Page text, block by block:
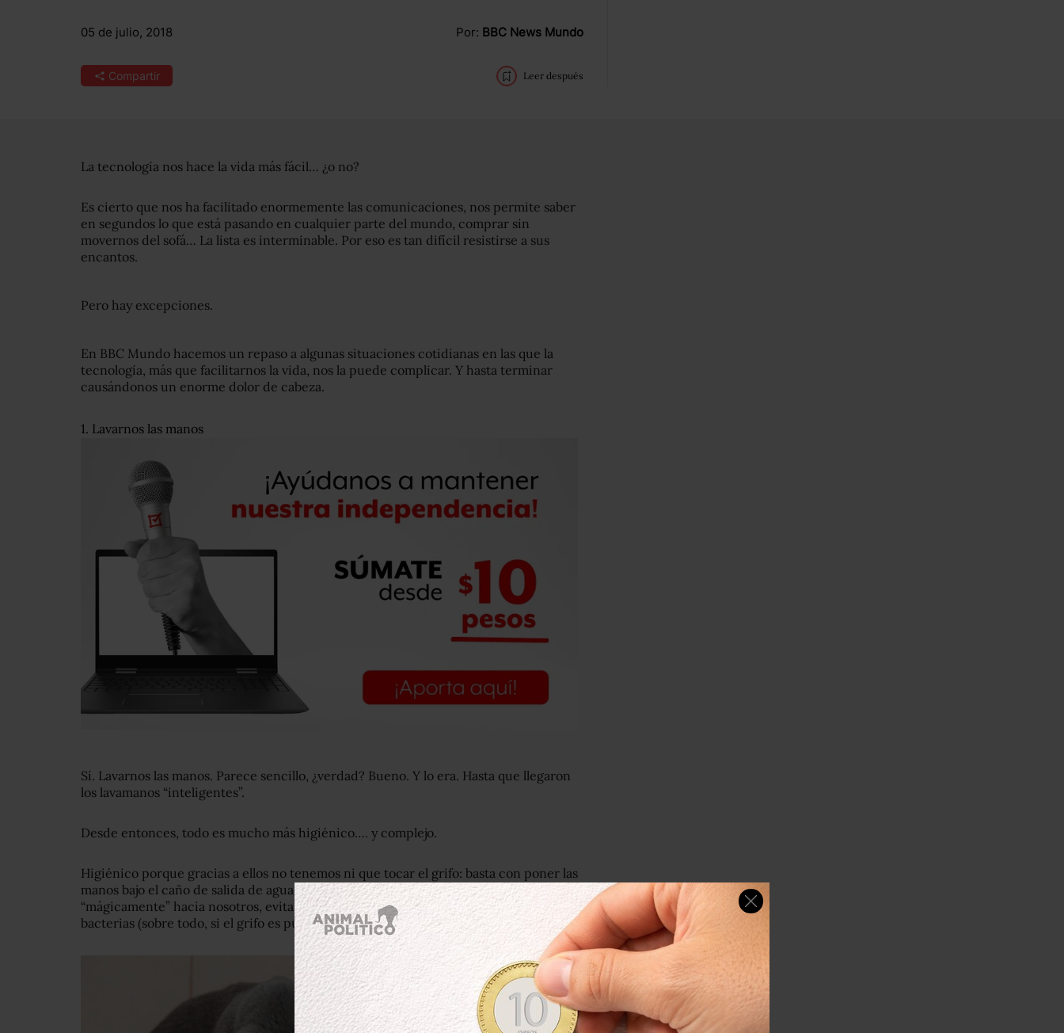
05 de julio, 2018 Por: BBC News Mundo
Compartir Leer después
La tecnología nos hace la vida más fácil… ¿o no?
Es cierto que nos ha facilitado enormemente las comunicaciones, nos permite saber
en segundos lo que está pasando en cualquier parte del mundo, comprar sin
movernos del sofá… La lista es interminable. Por eso es tan difícil resistirse a sus
encantos.
Pero hay excepciones.
En BBC Mundo hacemos un repaso a algunas situaciones cotidianas en las que la
tecnología, más que facilitarnos la vida, nos la puede complicar. Y hasta terminar
causándonos un enorme dolor de cabeza.
1. Lavarnos las manos
Sí. Lavarnos las manos. Parece sencillo, ¿verdad? Bueno. Y lo era. Hasta que llegaron
los lavamanos “inteligentes”.
Desde entonces, todo es mucho más higiénico…. y complejo.
Higiénico porque gracias a ellos no tenemos ni que tocar el grifo: basta con poner las
manos bajo el caño de salida de agua para que el líquido transparente brote
“mágicamente” hacia nosotros, evitando que entremos en contacto con millones de
bacterias (sobre todo, si el grifo es público).